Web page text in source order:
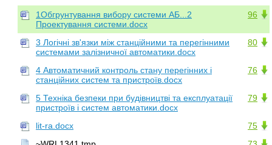
96
1Обгрунтування вибору системи АБ...2
Проектування системи.docx
80
3 Логічні зв'язки між станційними та перегінними
системами залізничної автоматики.docx
76
4 Автоматичний контроль стану перегінних і
станційних систем та пристроїв.docx
79
5 Техніка безпеки при будівництві та експлуатації
пристроїв і систем автоматики.docx
75
lit-ra.docx